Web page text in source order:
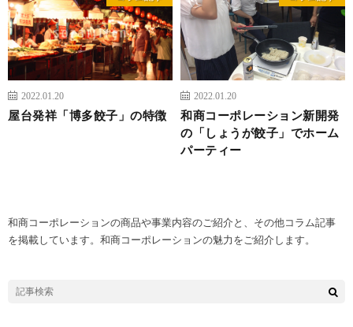
2022.01.20
屋台発祥「博多餃子」の特徴
2022.01.20
和商コーポレーション新開発
の「しょうが餃子」でホーム
パーティー
和商コーポレーションの商品や事業内容のご紹介と、その他コラム記事
を掲載しています。和商コーポレーションの魅力をご紹介します。